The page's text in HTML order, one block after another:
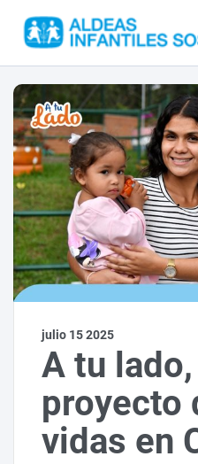
julio 15 2025
A tu
proyecto
vidas en